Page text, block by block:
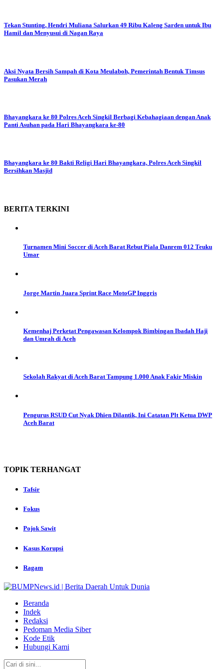
Tekan Stunting, Hendri Muliana Salurkan 49 Ribu Kaleng Sarden untuk Ibu
Hamil dan Menyusui di Nagan Raya
Aksi Nyata Bersih Sampah di Kota Meulaboh, Pemerintah Bentuk Timsus
Pasukan Merah
Bhayangkara ke 80 Polres Aceh Singkil Berbagi Kebahagiaan dengan Anak
Panti Asuhan pada Hari Bhayangkara ke-80
Bhayangkara ke 80 Bakti Religi Hari Bhayangkara, Polres Aceh Singkil
Bersihkan Masjid
BERITA TERKINI
Turnamen Mini Soccer di Aceh Barat Rebut Piala Danrem 012 Teuku
Umar
Jorge Martin Juara Sprint Race MotoGP Inggris
Kemenhaj Perketat Pengawasan Kelompok Bimbingan Ibadah Haji
dan Umrah di Aceh
Sekolah Rakyat di Aceh Barat Tampung 1.000 Anak Fakir Miskin
Pengurus RSUD Cut Nyak Dhien Dilantik, Ini Catatan Plt Ketua DWP
Aceh Barat
TOPIK TERHANGAT
Tafsir
Fokus
Pojok Sawit
Kasus Korupsi
Ragam
Beranda
Indek
Redaksi
Pedoman Media Siber
Kode Etik
Hubungi Kami